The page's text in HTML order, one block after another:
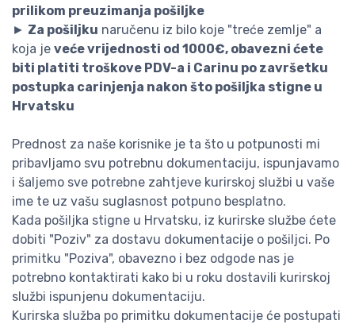
prilikom preuzimanja pošiljke
► Za pošiljku naručenu iz bilo koje "treće zemlje" a
koja je veće vrijednosti od 1000€, obavezni ćete
biti platiti troškove PDV-a i Carinu po završetku
postupka carinjenja nakon što pošiljka stigne u
Hrvatsku
Prednost za naše korisnike je ta što u potpunosti mi
pribavljamo svu potrebnu dokumentaciju, ispunjavamo
i šaljemo sve potrebne zahtjeve kurirskoj službi u vaše
ime te uz vašu suglasnost potpuno besplatno.
Kada pošiljka stigne u Hrvatsku, iz kurirske službe ćete
dobiti "Poziv" za dostavu dokumentacije o pošiljci. Po
primitku "Poziva", obavezno i bez odgode nas je
potrebno kontaktirati kako bi u roku dostavili kurirskoj
službi ispunjenu dokumentaciju.
Kurirska služba po primitku dokumentacije će postupati